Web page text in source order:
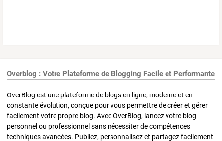
Overblog : Votre Plateforme de Blogging Facile et Performante
OverBlog est une plateforme de blogs en ligne, moderne et en
constante évolution, conçue pour vous permettre de créer et gérer
facilement votre propre blog. Avec OverBlog, lancez votre blog
personnel ou professionnel sans nécessiter de compétences
techniques avancées. Publiez, personnalisez et partagez facilement